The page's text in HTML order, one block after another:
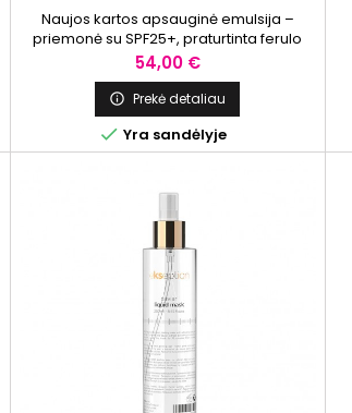
Naujos kartos apsauginė emulsija –
priemonė su SPF25+, praturtinta ferulo
rūgštimi, UVA/UVB filtrais ir Helioguard
365, sukurta kasdienei odos apsaugai
nuo saulės spindulių poveikio.
Kaina
54,00 €
 Prekė detaliau
 Yra sandėlyje